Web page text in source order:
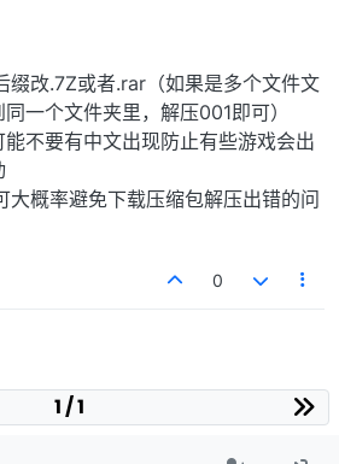
缀改.7Z或者.rar（如果是多个文件文
一个文件夹里，解压001即可）
不要有中文出现防止有些游戏会出
大概率避免下载压缩包解压出错的问
0
1 / 1